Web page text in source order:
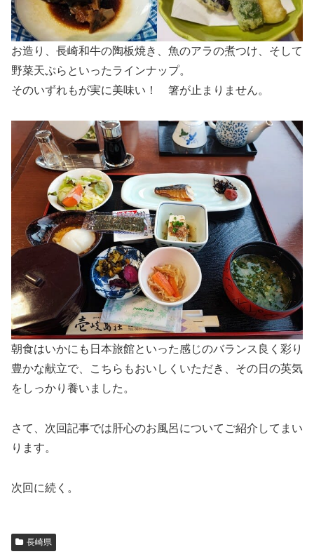
お造り、長崎和牛の陶板焼き、魚のアラの煮つけ、そして
野菜天ぷらといったラインナップ。
そのいずれもが実に美味い！ 箸が止まりません。
朝食はいかにも日本旅館といった感じのバランス良く彩り
豊かな献立で、こちらもおいしくいただき、その日の英気
をしっかり養いました。
さて、次回記事では肝心のお風呂についてご紹介してまい
ります。
次回に続く。
長崎県